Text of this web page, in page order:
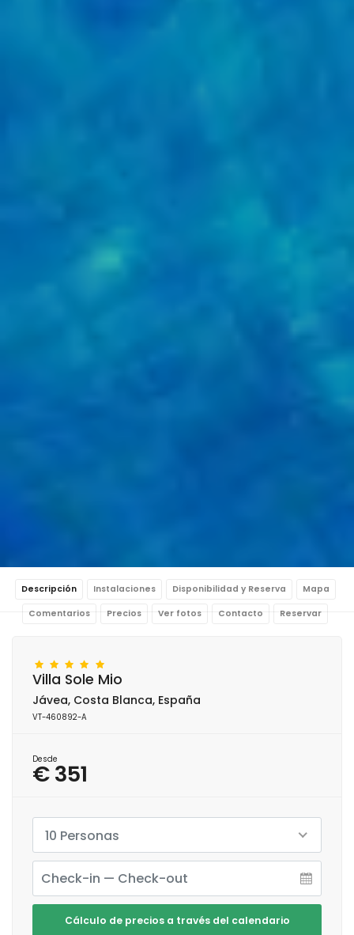
Descripción Instalaciones Disponibilidad y Reserva Mapa
Comentarios Precios Ver fotos Contacto Reservar
Villa Sole Mio
Jávea, Costa Blanca, España
VT-460892-A
Desde
€ 351
10 Personas
Cálculo de precios a través del calendario